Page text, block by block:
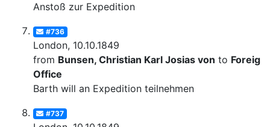
Anstoß zur Expedition
#736
London, 10.10.1849
from Bunsen, Christian Karl Josias von to Foreign
Office
Barth will an Expedition teilnehmen
#737